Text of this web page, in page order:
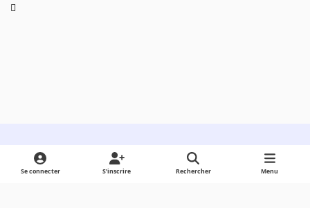
Light ModeDark ModeSystem Preference
Se connecter S’inscrire Rechercher Menu